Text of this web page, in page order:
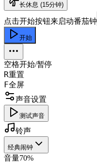
长休息 (15分钟)
点击开始按钮来启动番茄钟
开始
空格开始/暂停
R重置
F全屏
声音设置
测试声音
铃声
经典闹钟
音量70%